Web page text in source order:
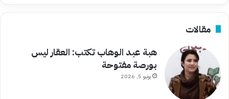
مقالات
هبة عبد الوهاب تكتب: العقار ليس
بورصة مفتوحة
يونيو 5, 2026